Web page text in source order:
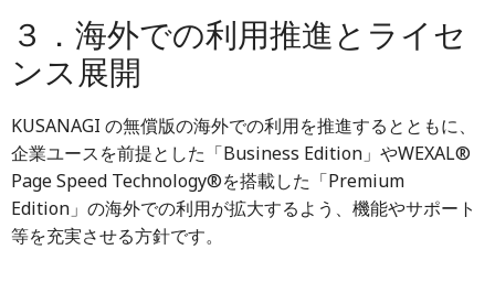
３．海外での利用推進とライセ
ンス展開
KUSANAGI の無償版の海外での利用を推進するとともに、
企業ユースを前提とした「Business Edition」やWEXAL®
Page Speed Technology®を搭載した「Premium
Edition」の海外での利用が拡大するよう、機能やサポート
等を充実させる方針です。